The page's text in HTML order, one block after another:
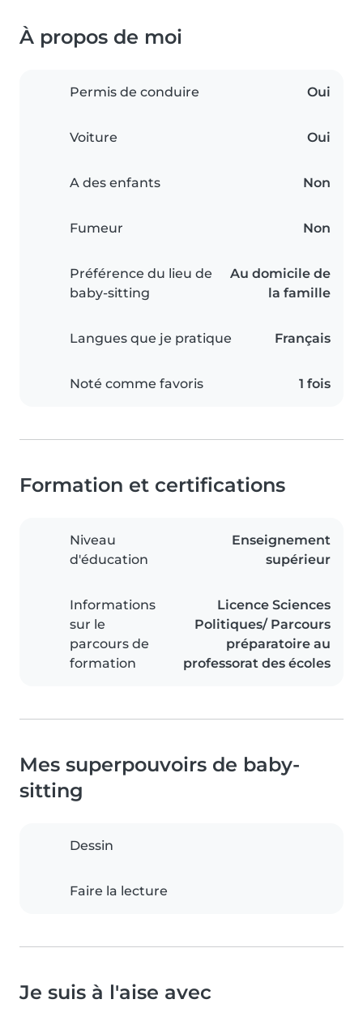
À propos de moi
Permis de conduire Oui
Voiture Oui
A des enfants Non
Fumeur Non
Préférence du lieu de
baby-sitting
Au domicile de
la famille
Langues que je pratique Français
Noté comme favoris 1 fois
Formation et certifications
Niveau
d'éducation
Enseignement
supérieur
Informations
sur le
parcours de
formation
Licence Sciences
Politiques/ Parcours
préparatoire au
professorat des écoles
Mes superpouvoirs de baby-
sitting
Dessin
Faire la lecture
Je suis à l'aise avec